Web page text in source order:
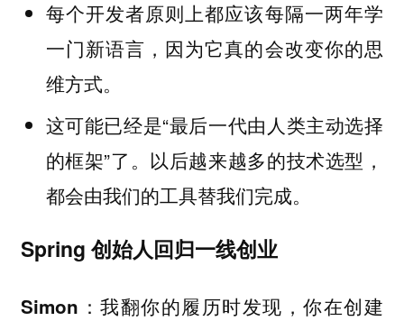
每个开发者原则上都应该每隔一两年学
一门新语言，因为它真的会改变你的思
维方式。
这可能已经是“最后一代由人类主动选择
的框架”了。以后越来越多的技术选型，
都会由我们的工具替我们完成。
Spring 创始人回归一线创业
Simon：我翻你的履历时发现，你在创建